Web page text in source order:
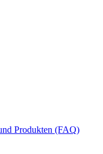
Produkten (FAQ)